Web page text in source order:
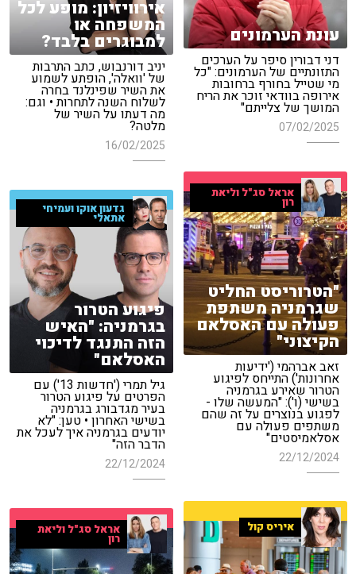
אירוויזיון: מופע לכל
המשפחה או
למבוגרים בלבד?
יניב דורנבוש, כתב התרבות
של 'וואלה', הופתע לשמוע
את השיר שפינלנד בחרה
לשלוח השנה לתחרות • וגם:
מה דעתו על השיר של
מלטה?
16/02/2025
עונת הערמונים
דני דבורין סיפר על הערכים
התזונתיים של הערמונים: "כל
מי שטייל בחורף ברחובות
אירופה בוודאי זוכר את הריח
המושך של צלייתם"
07/02/2025
אראל סג"ל וליאת
רון
"הטרוריסט החליט
שגרמניה משתפת
פעולה עם האסלאם
הקיצוני"
זאב אברהמי ('ידיעות
אחרונות') התייחס לפיגוע
הטרור שאירע בגרמניה
בשישי (ו'): "המעשה שלו -
לפגוע בנוצרים על זה שהם
משתפים פעולה עם
אסלאמיסטים"
22/12/2024
גדעון אוקו ועמיחי
אתאלי
פיגוע הטרור
בגרמניה: "האיש
הזה התנגד לדיכוי
האסלאם"
גיל תמרי ('חדשות 13') עם
הפרטים על פיגוע הטרור
בעיר מגדבורג בגרמניה
בשישי האחרון • טען: "לא
יודעים בגרמניה איך לעכל את
הדבר הזה"
22/12/2024
איריס קול אראל סג"ל וליאת
רון